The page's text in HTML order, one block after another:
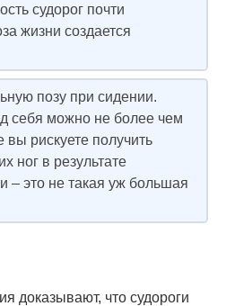
судорог почти
жизни создается
позу при сидении.
себя можно не более чем
вы рискуете получить
ног в результате
– это не такая уж большая
доказывают, что судороги